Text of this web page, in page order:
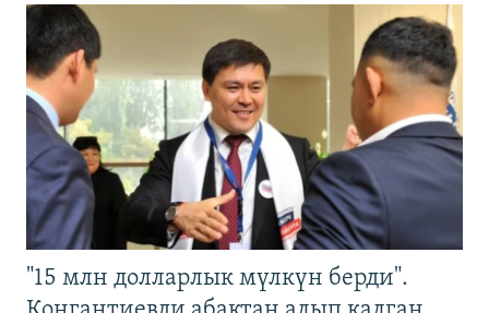
"15 млн долларлык мүлкүн берди".